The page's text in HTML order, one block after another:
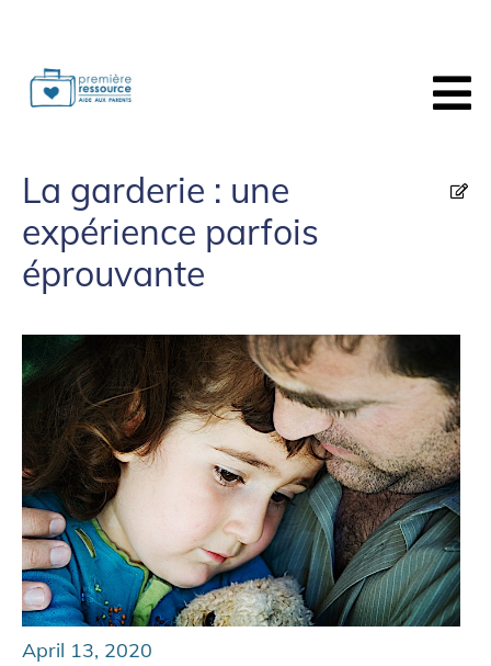
La garderie : une
expérience parfois
éprouvante
April 13, 2020